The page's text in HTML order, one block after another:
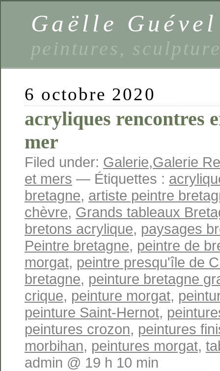
Gaëlle
peintures,
6 octobre 2020
acryliques rencontres
mer
Filed under: Galerie,Galerie
et mers — Étiquettes :
bretagne, artiste peintre
chèvre, Grands tableaux
bretons acrylique, paysages
Peintre bretagne, peintre de
morgat, peintre presqu'île de
bretagne, peinture bretagne
crique, peinture morgat,
peinture Saint-Hernot,
peintures crozon, peintures
morbihan, peintures morgat,
admin @ 19 h 10 min